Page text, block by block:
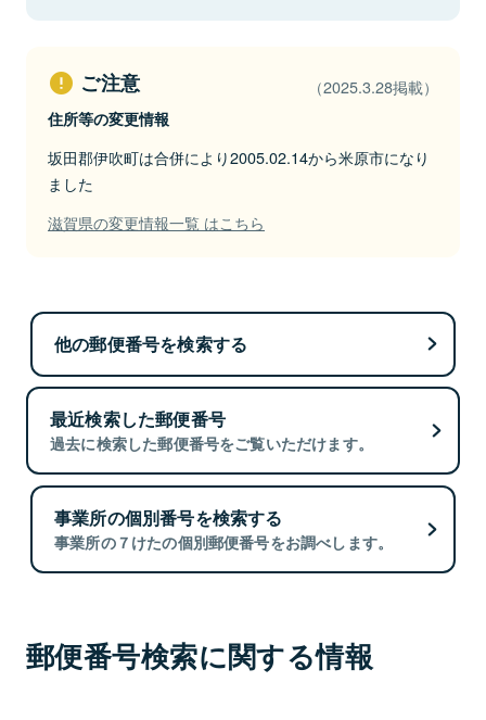
ご注意 （2025.3.28掲載）
住所等の変更情報
坂田郡伊吹町は合併により2005.02.14から米原市になり
ました
滋賀県の変更情報一覧 はこちら
他の郵便番号を検索する
最近検索した郵便番号
過去に検索した郵便番号をご覧いただけます。
事業所の個別番号を検索する
事業所の７けたの個別郵便番号をお調べします。
郵便番号検索に関する情報